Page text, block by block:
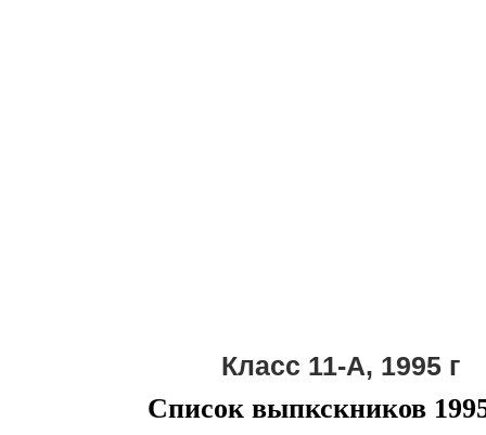
Класс 11-А, 1995 г
Список выпкскников